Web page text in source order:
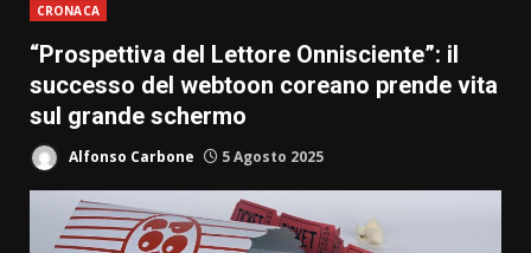
CRONACA
“Prospettiva del Lettore Onnisciente”: il
successo del webtoon coreano prende vita
sul grande schermo
Alfonso Carbone 5 Agosto 2025